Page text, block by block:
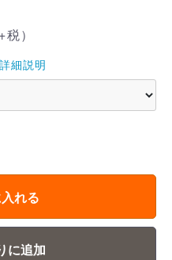
）
詳細説明
れる
に追加